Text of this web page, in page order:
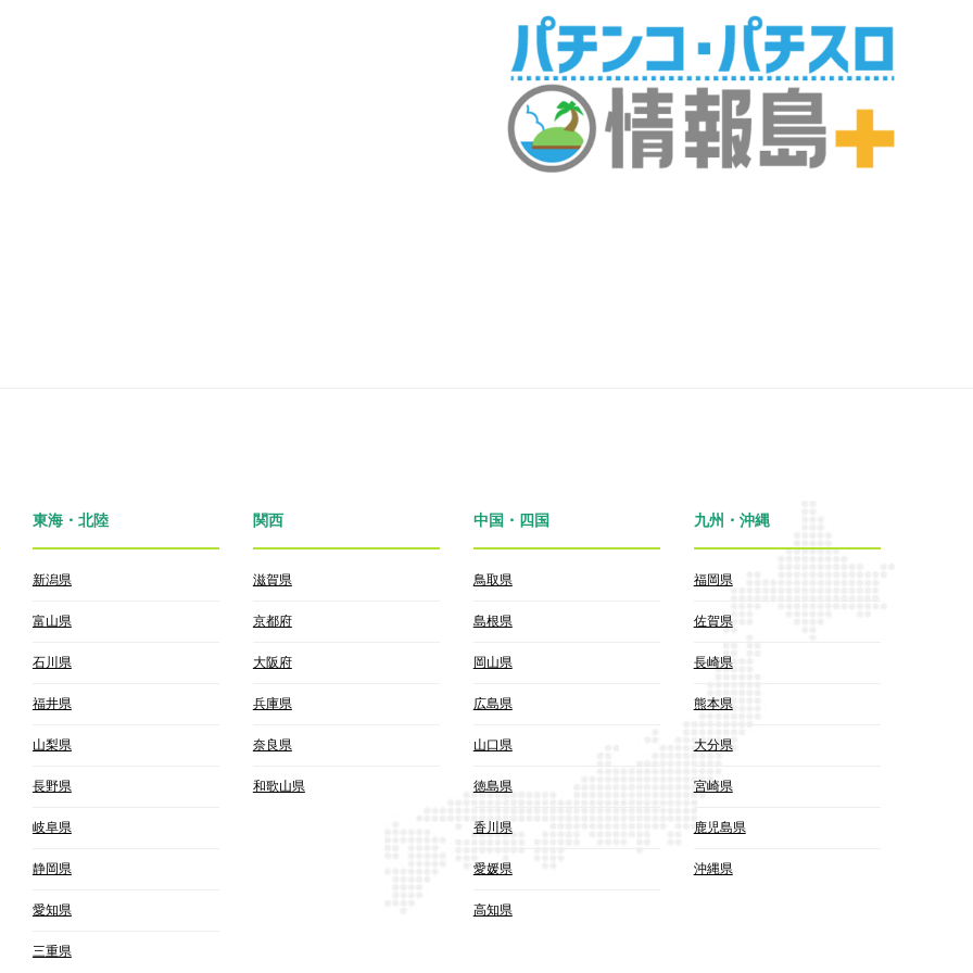
東海・北陸
新潟県
富山県
石川県
福井県
山梨県
長野県
岐阜県
静岡県
愛知県
三重県
関西
滋賀県
京都府
大阪府
兵庫県
奈良県
和歌山県
中国・四国
鳥取県
島根県
岡山県
広島県
山口県
徳島県
香川県
愛媛県
高知県
九州・沖縄
福岡県
佐賀県
長崎県
熊本県
大分県
宮崎県
鹿児島県
沖縄県